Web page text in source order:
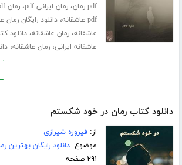
pdf رمان
،رمان ایرانی pdf ،رمان pdf
pdf عاشقانه ،دانلود رایگان رمان
عاشقانه،رمان عاشقانه،دانلود
عاشقانه ایرانی،رمان عاشقانه،
دانلود کتاب رمان در خود شکستم
از:فیروزه شیرازی
موضوع:دانلود رایگان بهترین
۲۹۱ صفحه